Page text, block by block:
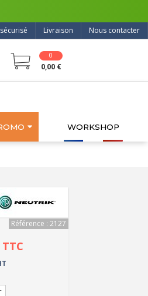
Nous contacter
Livraison
0
0,00 €
WORKSHOP
Référence : 2127
TTC